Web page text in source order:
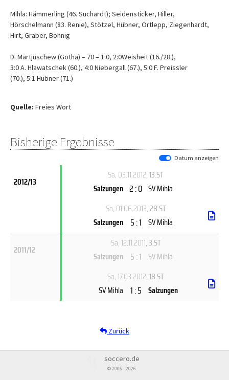
Mihla: Hämmerling (46. Suchardt); Seidensticker, Hiller,
Hörschelmann (83. Renie), Stötzel, Hübner, Ortlepp, Ziegenhardt,
Hirt, Gräber, Böhnig
D. Martjuschew (Gotha) – 70 – 1:0, 2:0Weisheit (16./28.),
3:0 A. Hlawatschek (60.), 4:0 Niebergall (67.), 5:0 F. Preissler
(70.), 5:1 Hübner (71.)
Quelle: Freies Wort
Bisherige Ergebnisse
Datum anzeigen
2012/13
Sa, 03.11.2012, 13.ST
Salzungen 2 : 0 SV Mihla
Sa, 01.06.2013, 28.ST
Salzungen 5 : 1 SV Mihla
2011/12
Sa, 12.11.2011, 3.ST
Salzungen 5 : 1 SV Mihla
Sa, 17.03.2012, 18.ST
SV Mihla 1 : 5 Salzungen
Zurück
soccero.de
© 2006 - 2026